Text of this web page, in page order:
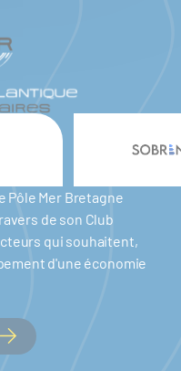
Pôle Mer Bretagne
de son Club
qui souhaitent,
d'une économie